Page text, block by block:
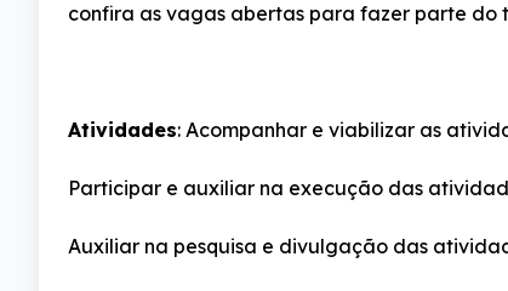
confira as vagas abertas para fazer parte do
Atividades: Acompanhar e viabilizar as
Participar e auxiliar na execução das
Auxiliar na pesquisa e divulgação das